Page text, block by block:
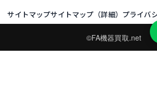
サイトマップサイトマップ（詳細） プライバ
©FA機器買取.net